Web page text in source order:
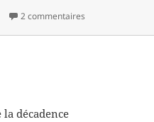
2 commentaires
la décadence